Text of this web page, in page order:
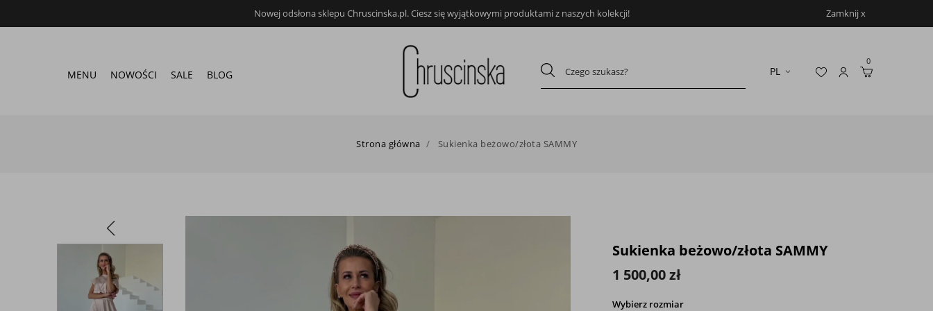
Nowej odsłona sklepu Chruscinska.pl. Ciesz się wyjątkowymi produktami z naszych kolekcji! Zamknij x
MENU NOWOŚCI SALE BLOG
0
Strona główna Sukienka beżowo/złota SAMMY
Sukienka beżowo/złota SAMMY
1 500,00 zł
Wybierz rozmiar